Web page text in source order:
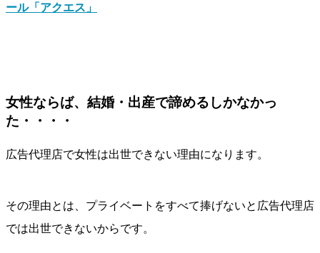
ール「アクエス」
女性ならば、結婚・出産で諦めるしかなかっ
た・・・・
広告代理店で女性は出世できない理由になります。
その理由とは、プライベートをすべて捧げないと広告代理店
では出世できないからです。